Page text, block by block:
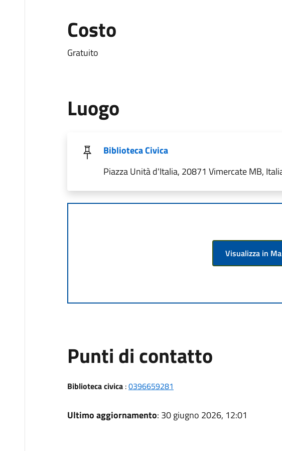
Costo
Gratuito
Luogo
Biblioteca Civica
Piazza Unità d'Italia, 20871 Vimercate MB,
Visualizza in
Punti di contatto
Biblioteca civica :0396659281
Ultimo aggiornamento: 30 giugno 2026, 12:01